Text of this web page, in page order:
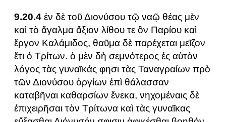
9.20.4 ἐν δὲ τοῦ Διονύσου τῷ ναῷ θέας μὲν
καὶ τὸ ἄγαλμα ἄξιον λίθου τε ὂν Παρίου καὶ
ἔργον Καλάμιδος, θαῦμα δὲ παρέχεται μεῖζον
ἔτι ὁ Τρίτων. ὁ μὲν δὴ σεμνότερος ἐς αὐτὸν
λόγος τὰς γυναῖκάς φησι τὰς Ταναγραίων πρὸ
τῶν Διονύσου ὀργίων ἐπὶ θάλασσαν
καταβῆναι καθαρσίων ἕνεκα, νηχομέναις δὲ
ἐπιχειρῆσαι τὸν Τρίτωνα καὶ τὰς γυναῖκας